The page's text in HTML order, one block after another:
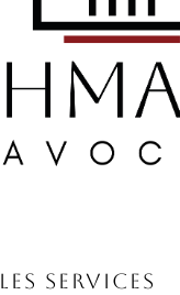
LES SERVICES